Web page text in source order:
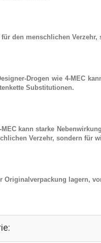
den menschlichen
Drogen wie 4-MEC
Substitutionen.
MECkann starke
Verzehr, sondern für
Originalverpackung lagern,